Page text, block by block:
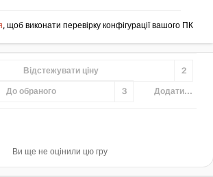
, щоб виконати перевірку конфігурації вашого ПК
Відстежувати ціну 2
До обраного 3 Додати...
Ви ще не оцінили цю гру